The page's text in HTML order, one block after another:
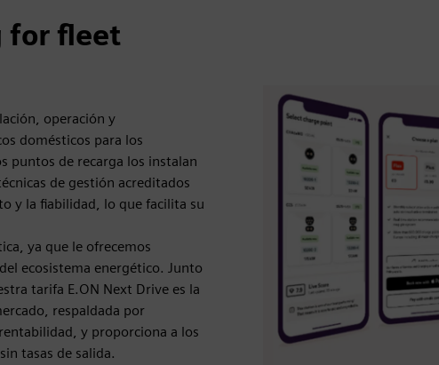
for fleet
operación y
domésticos para los
puntos de recarga los instalan
de gestión acreditados
y la fiabilidad, lo que facilita su
ya que le ofrecemos
ecosistema energético. Junto
tarifa E.ON Next Drive es la
respaldada por
y proporciona a los
tasas de salida.